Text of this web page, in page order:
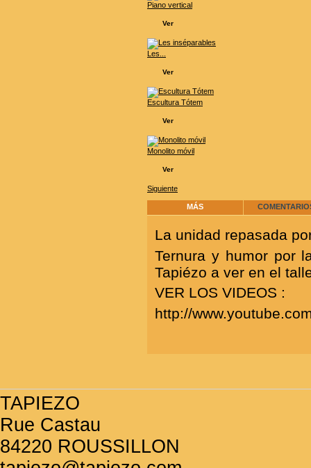
Piano vertical
Ver
Les...
Ver
Escultura Tótem
Ver
Monolito móvil
Ver
Siguiente
MÁS
La unidad repasada
Ternura y humor por
Tapiézo a ver en el
VER LOS VIDEOS :
http://
TAPIEZO
Rue Castau
84220 ROUSSILLON